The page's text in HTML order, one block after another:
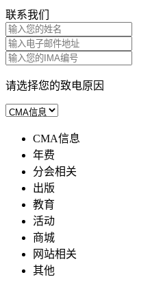
联系我们
请选择您的致电原因
CMA信息
年费
分会相关
出版
教育
活动
商城
网站相关
其他